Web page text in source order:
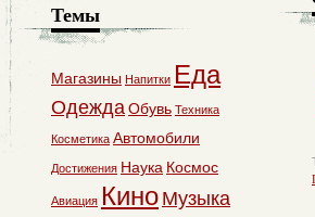
Темы
Магазины Напитки Еда
ОдеждаОбувь Техника
Косметика Автомобили
Достижения Наука Космос
Авиация Кино Музыка